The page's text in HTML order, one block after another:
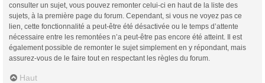
consulter un sujet, vous pouvez remonter celui-ci en haut de la liste des
sujets, à la première page du forum. Cependant, si vous ne voyez pas ce
lien, cette fonctionnalité a peut-être été désactivée ou le temps d’attente
nécessaire entre les remontées n’a peut-être pas encore été atteint. Il est
également possible de remonter le sujet simplement en y répondant, mais
assurez-vous de le faire tout en respectant les règles du forum.
Haut